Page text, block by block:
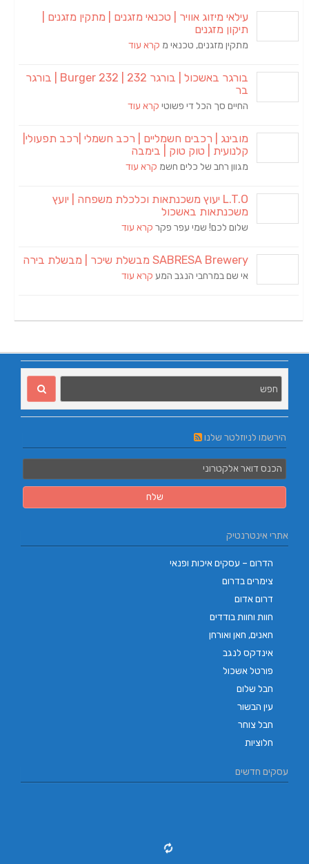
עילאי מיזוג אוויר | טכנאי מזגנים | מתקין מזגנים |
תיקון מזגנים
מתקין מזגנים, טכנאי מ קרא עוד
בורגר באשכול | בורגר 232 | Burger 232 | בורגר
בר
החיים סך הכל די פשוטי קרא עוד
מובינג | רכבים חשמליים | רכב חשמלי |רכב תפעולי|
קלנועית | טוק טוק | בימבה
מגוון רחב של כלים חשמ קרא עוד
L.T.O יעוץ משכנתאות וכלכלת משפחה | יועץ
משכנתאות באשכול
שלום לכם! שמי עפר פקר קרא עוד
SABRESA Brewery מבשלת שיכר | מבשלת בירה
אי שם במרחבי הנגב המע קרא עוד
הירשמו לניוזלטר שלנו
אתרי אינטרנטיק
הדרום – עסקים איכות ופנאי
צימרים בדרום
דרום אדום
חוות וחוות בודדים
חאנים, חאן ואורחן
אינדקס לנגב
פורטל אשכול
חבל שלום
עין הבשור
חבל צוחר
חלוציות
עסקים חדשים